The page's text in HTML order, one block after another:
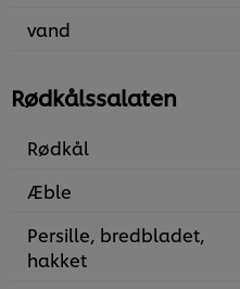
vand
Rødkålssalaten
Rødkål
Æble
Persille, bredbladet,
hakket